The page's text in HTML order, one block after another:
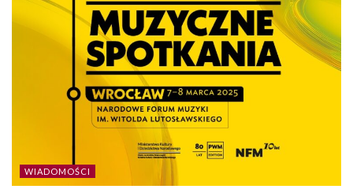
WIADOMOŚCI